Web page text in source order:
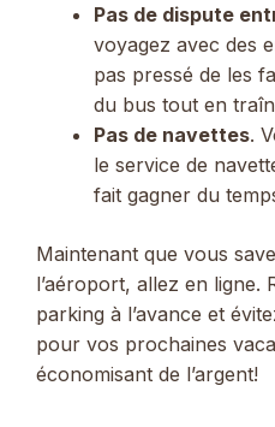
Pas de dispute
voyagez avec des
pas pressé de les
du bus tout en
Pas de navettes.
le service de
fait gagner du
Maintenant que vous
l’aéroport, allez en ligne.
parking à l’avance et
pour vos prochaines
économisant de l’argent!